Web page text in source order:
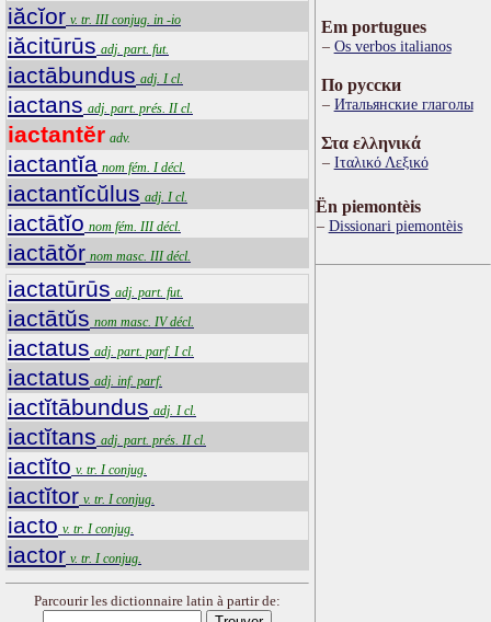
iăcĭor v. tr. III conjug. in -io
iăcitūrūs adj. part. fut.
iactābundus adj. I cl.
iactans adj. part. prés. II cl.
iactantĕr adv.
iactantĭa nom fém. I décl.
iactantĭcŭlus adj. I cl.
iactātĭo nom fém. III décl.
iactātŏr nom masc. III décl.
iactatūrūs adj. part. fut.
iactātŭs nom masc. IV décl.
iactatus adj. part. parf. I cl.
iactatus adj. inf. parf.
iactĭtābundus adj. I cl.
iactĭtans adj. part. prés. II cl.
iactĭto v. tr. I conjug.
iactĭtor v. tr. I conjug.
iacto v. tr. I conjug.
iactor v. tr. I conjug.
Parcourir les dictionnaire latin à partir de:
Em portugues
Os verbos italianos
По русски
Итальянские глаголы
Στα ελληνικά
Ιταλικό Λεξικό
Ën piemontèis
Dissionari piemontèis